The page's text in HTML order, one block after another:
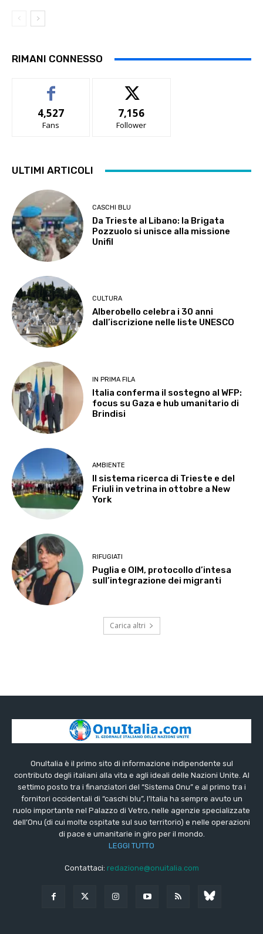
RIMANI CONNESSO
4,527
Fans
7,156
Follower
ULTIMI ARTICOLI
CASCHI BLU
Da Trieste al Libano: la Brigata
Pozzuolo si unisce alla missione
Unifil
CULTURA
Alberobello celebra i 30 anni
dall’iscrizione nelle liste UNESCO
IN PRIMA FILA
Italia conferma il sostegno al WFP:
focus su Gaza e hub umanitario di
Brindisi
AMBIENTE
Il sistema ricerca di Trieste e del
Friuli in vetrina in ottobre a New
York
RIFUGIATI
Puglia e OIM, protocollo d’intesa
sull’integrazione dei migranti
Carica altri
OnuItalia è il primo sito di informazione indipendente sul
contributo degli italiani alla vita e agli ideali delle Nazioni Unite. Al
settimo posto tra i finanziatori del “Sistema Onu” e al primo tra i
fornitori occidentali di “caschi blu”, l’Italia ha sempre avuto un
ruolo importante nel Palazzo di Vetro, nelle agenzie specializzate
dell’Onu (di cui molte ospitate sul suo territorio) e nelle operazioni
di pace e umanitarie in giro per il mondo.
LEGGI TUTTO
Contattaci: redazione@onuitalia.com